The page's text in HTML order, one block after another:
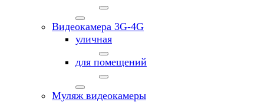
Видеокамера 3G-4G
уличная
для помещений
Муляж видеокамеры